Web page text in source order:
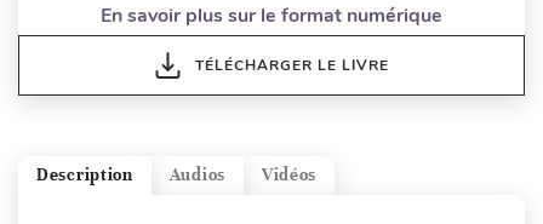
En savoir plus sur le format numérique
TÉLÉCHARGER LE LIVRE
Vidéos
Audios
Description